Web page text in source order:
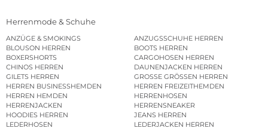
Herrenmode & Schuhe
ANZÜGE & SMOKINGS
ANZUGSSCHUHE HERREN
BLOUSON HERREN
BOOTS HERREN
BOXERSHORTS
CARGOHOSEN HERREN
CHINOS HERREN
DAUNENJACKEN HERREN
GILETS HERREN
GROSSE GRÖSSEN HERREN
HERREN BUSINESSHEMDEN
HERREN FREIZEITHEMDEN
HERREN HEMDEN
HERRENHOSEN
HERRENJACKEN
HERRENSNEAKER
HOODIES HERREN
JEANS HERREN
LEDERHOSEN
LEDERJACKEN HERREN